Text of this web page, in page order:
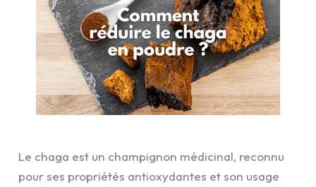
Le chaga est un champignon médicinal, reconnu
pour ses propriétés antioxydantes et son usage